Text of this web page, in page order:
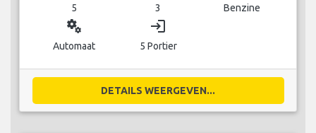
5 3 Benzine
miscellaneous_services
Automaat
login
5 Portier
DETAILS WEERGEVEN...